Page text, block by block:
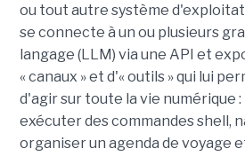
ou tout autre système
se connecte à un ou plusieurs
langage (LLM) via une API et
« canaux » et d'« outils » qui lui
d'agir sur toute la vie numérique
exécuter des commandes shell,
organiser un agenda de voyage